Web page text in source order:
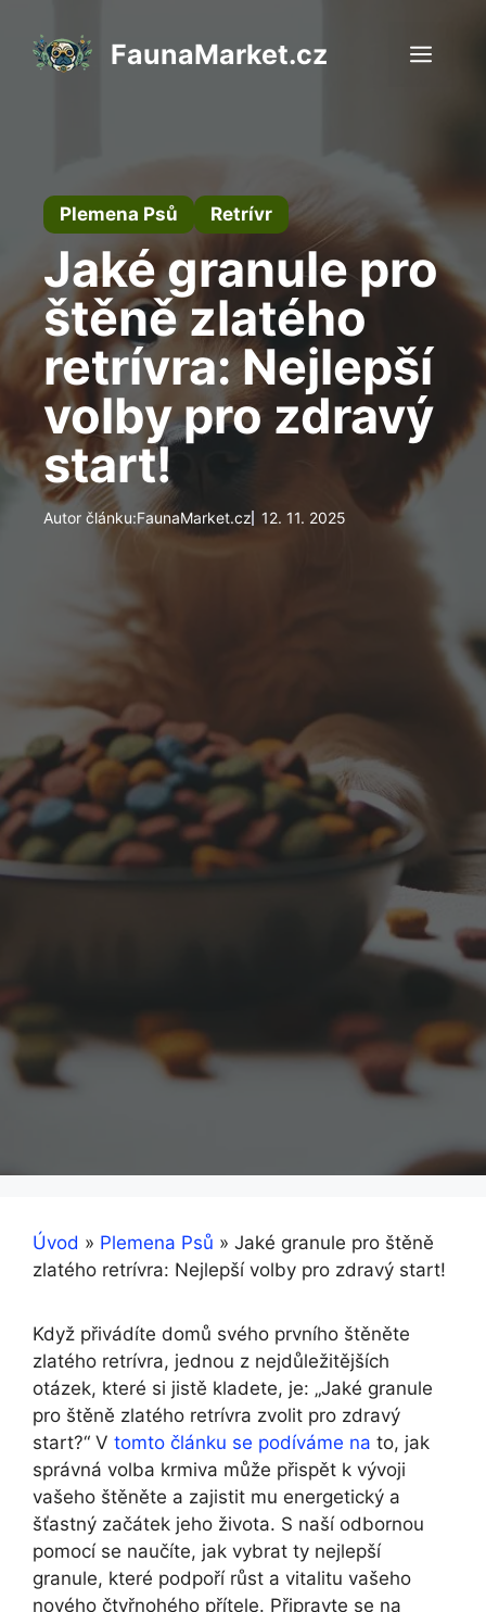
obsah
FaunaMarket.cz
Plemena Psů Retrívr
Jaké granule pro
štěně zlatého
retrívra: Nejlepší
volby pro zdravý
start!
Autor článku:FaunaMarket.cz 12. 11. 2025
Úvod » Plemena Psů » Jaké granule pro štěně
zlatého retrívra: Nejlepší volby pro zdravý start!
Když přivádíte domů svého prvního štěněte
zlatého retrívra, jednou z nejdůležitějších
otázek, které si jistě kladete, je: „Jaké granule
pro štěně zlatého retrívra zvolit pro zdravý
start?“ V tomto článku se podíváme na to, jak
správná volba krmiva může přispět k vývoji
vašeho štěněte a zajistit mu energetický a
šťastný začátek jeho života. S naší odbornou
pomocí se naučíte, jak vybrat ty nejlepší
granule, které podpoří růst a vitalitu vašeho
nového čtyřnohého přítele. Připravte se na